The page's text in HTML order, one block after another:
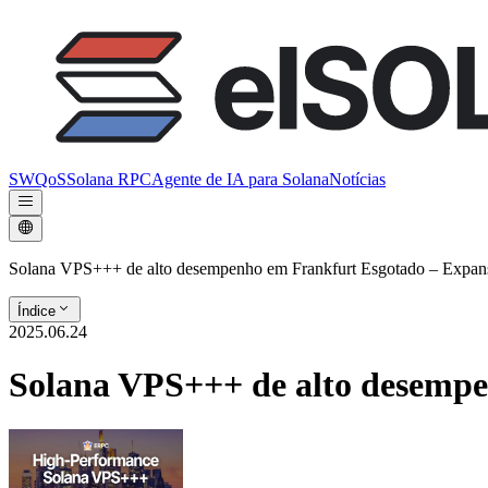
SWQoSSolana RPCAgente de IA para SolanaNotícias
Solana VPS+++ de alto desempenho em Frankfurt Esgotado –
Índice
2025.06.24
Solana VPS+++ de alto